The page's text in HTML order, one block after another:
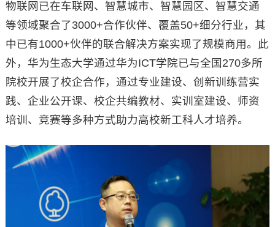
物联网已在车联网、智慧城市、智慧园区、智慧交通
等领域聚合了3000+合作伙伴、覆盖50+细分行业，其
中已有1000+伙伴的联合解决方案实现了规模商用。此
外，华为生态大学通过华为ICT学院已与全国270多所
院校开展了校企合作，通过专业建设、创新训练营实
践、企业公开课、校企共编教材、实训室建设、师资
培训、竞赛等多种方式助力高校新工科人才培养。